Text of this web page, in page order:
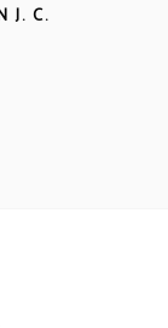
J. C.